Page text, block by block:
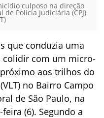
culposo na direção
Polícia Judiciária (CPJ)
que conduzia uma
com um micro-
aos trilhos do
no Bairro Campo
de São Paulo, na
(6). Segundo a